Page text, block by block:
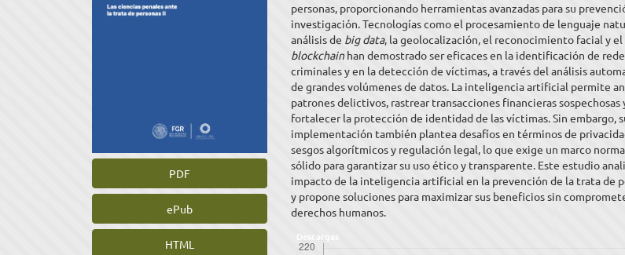
PDF
ePub
HTML
personas, proporcionando herramientas avanzadas para su
investigación. Tecnologías como el procesamiento de lenguaje
análisis de big data, la geolocalización, el reconocimiento facial y el
blockchainhan demostrado ser eficaces en la identificación de
criminales y en la detección de víctimas, a través del análisis
de grandes volúmenes de datos. La inteligencia artificial permite
patrones delictivos, rastrear transacciones financieras sospechosas
fortalecer la protección de identidad de las víctimas. Sin embargo,
implementación también plantea desafíos en términos de
sesgos algorítmicos y regulación legal, lo que exige un marco
sólido para garantizar su uso ético y transparente. Este estudio
impacto de la inteligencia artificial en la prevención de la trata de
y propone soluciones para maximizar sus beneficios sin
derechos humanos.
Descargas